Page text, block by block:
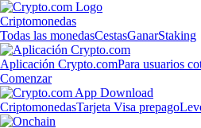
Criptomonedas
Todas las monedasCestasGanarStaking
Aplicación Crypto.comPara usuarios
Comenzar
CriptomonedasTarjeta Visa prepago